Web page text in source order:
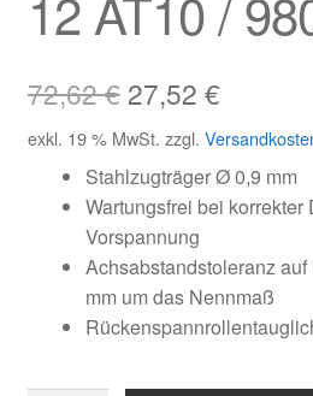
Kasse
Kontakt
Kundeninformationen
Mein Konto
Shop
72,62€ Ursprünglicher
Preis
war:
72,62 €
27,52 €Aktueller
Preis
ist:
27,52
exkl. 19 % MwSt. zzgl.
Stahlzugträger Ø 0,9 mm
Wartungsfrei bei
Vorspannung
Achsabstandstoleranz
mm um das Nennmaß